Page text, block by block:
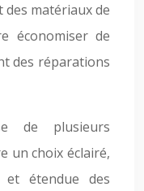
matériaux de
économiser de
des réparations
de plusieurs
un choix éclairé,
étendue des